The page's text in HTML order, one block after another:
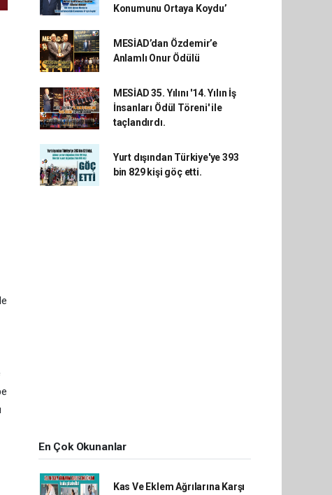
Konumunu Ortaya Koydu’
MESİAD’dan Özdemir’e
Anlamlı Onur Ödülü
MESİAD 35. Yılını '14. Yılın İş
İnsanları Ödül Töreni' ile
taçlandırdı.
Yurt dışından Türkiye'ye 393
bin 829 kişi göç etti.
En Çok Okunanlar
Kas Ve Eklem Ağrılarına Karşı